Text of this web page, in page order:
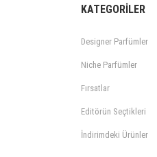
KATEGORİLER
Designer Parfümler
Niche Parfümler
Fırsatlar
Editörün Seçtikleri
İndirimdeki Ürünler